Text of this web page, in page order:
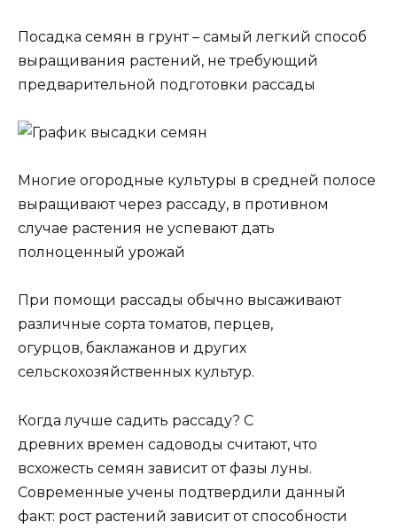
Посадка семян в грунт – самый легкий способ
выращивания растений, не требующий
предварительной подготовки рассады
Многие огородные культуры в средней полосе
выращивают через рассаду, в противном
случае растения не успевают дать
полноценный урожай
При помощи рассады обычно высаживают
различные сорта томатов, перцев,
огурцов, баклажанов и других
сельскохозяйственных культур.
Когда лучше садить рассаду? С
древних времен садоводы считают, что
всхожесть семян зависит от фазы луны.
Современные учены подтвердили данный
факт: рост растений зависит от способности